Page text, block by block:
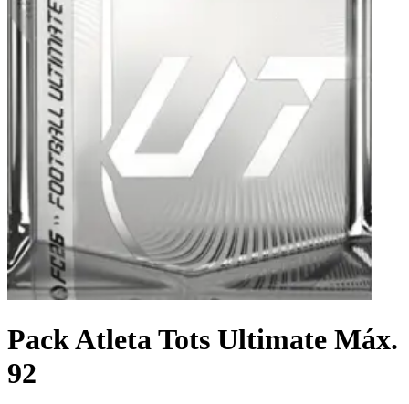
Pack Atleta Tots Ultimate Máx.
92